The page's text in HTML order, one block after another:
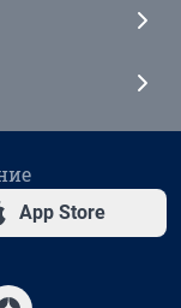
App Store